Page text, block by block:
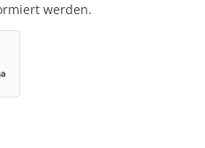
werden.